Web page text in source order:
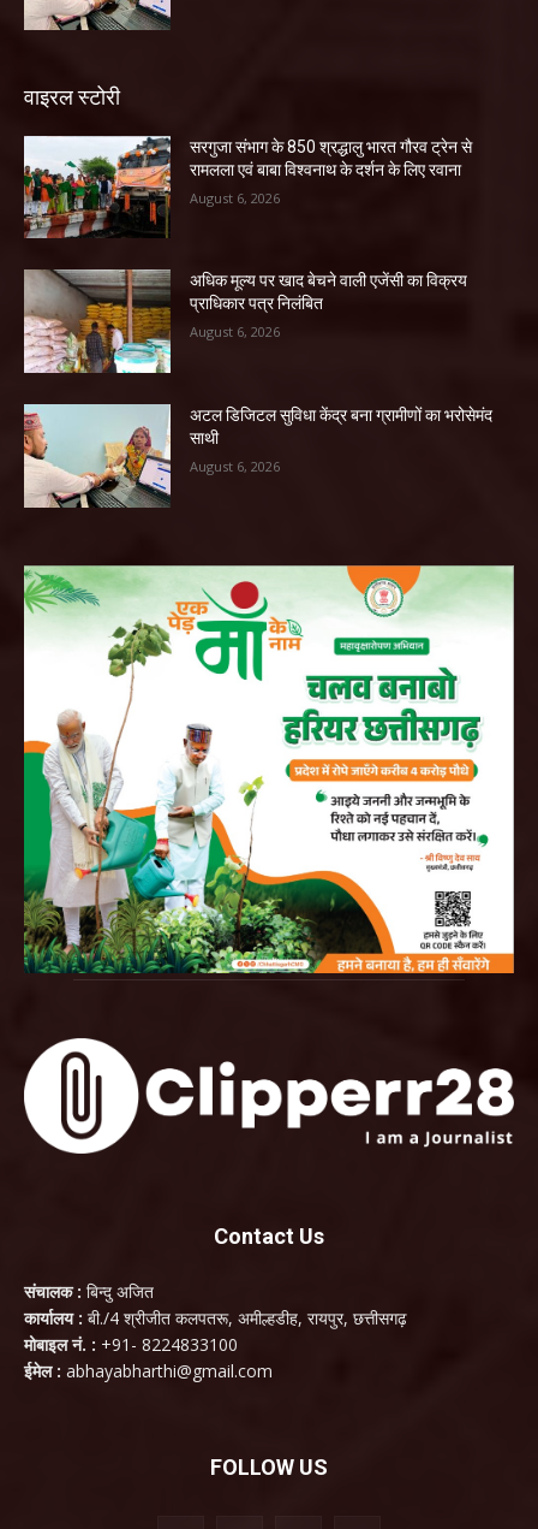
वाइरल स्टोरी
सरगुजा संभाग के 850 श्रद्धालु भारत गौरव ट्रेन से
रामलला एवं बाबा विश्वनाथ के दर्शन के लिए रवाना
August 6, 2026
अधिक मूल्य पर खाद बेचने वाली एजेंसी का विक्रय
प्राधिकार पत्र निलंबित
August 6, 2026
अटल डिजिटल सुविधा केंद्र बना ग्रामीणों का भरोसेमंद
साथी
August 6, 2026
Contact Us
संचालक : बिन्दु अजित
कार्यालय : बी./4 श्रीजीत कलपतरू, अमील्हडीह, रायपुर, छत्तीसगढ़
मोबाइल नं. : +91- 8224833100
ईमेल : abhayabharthi@gmail.com
FOLLOW US